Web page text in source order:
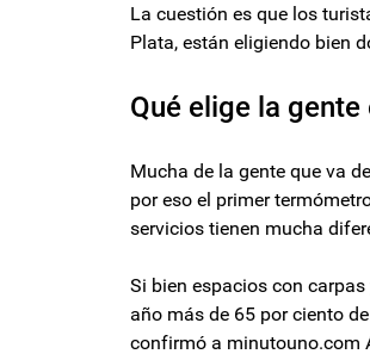
La cuestión es que los
Plata, están eligiendo bien
Qué elige la
Mucha de la gente que va
por eso el primer
servicios tienen mucha
Si bien espacios con
año más de 65 por ciento
confirmó a minutouno.com